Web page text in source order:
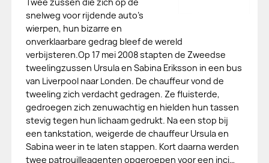
snelweg voor rijdende auto’s
wierpen, hun bizarre en
onverklaarbare gedrag bleef de wereld
verbijsteren.Op 17 mei 2008 stapten de Zweedse
tweelingzussen Ursula en Sabina Eriksson in een bus
van Liverpool naar Londen. De chauffeur vond de
tweeling zich verdacht gedragen. Ze fluisterde,
gedroegen zich zenuwachtig en hielden hun tassen
stevig tegen hun lichaam gedrukt. Na een stop bij
een tankstation, weigerde de chauffeur Ursula en
Sabina weer in te laten stappen. Kort daarna werden
twee patrouilleagenten opgeroepen voor een inci…